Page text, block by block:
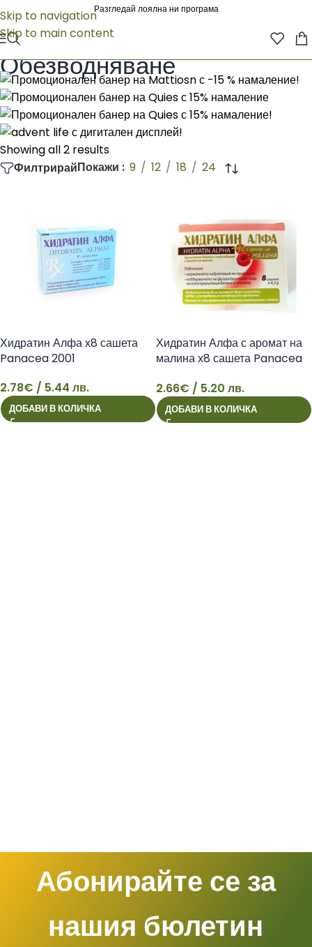
Skip to navigation
Skip to main content
Разгледай лоялна ни програма
Начало/ЛЕКАРСТВА/Храносмилателна система Обезводняване
Обезводняване
Showing all 2 results
ФилтрирайПокажи 9 12 18 24
2
Хидратин Алфа х8 сашета
Panacea 2001
2.78€ / 5.44 лв.
ДОБАВИ В КОЛИЧКА
2
Хидратин Алфа с аромат на
малина х8 сашета Panacea
2.66€ / 5.20 лв.
ДОБАВИ В КОЛИЧКА
Абонирайте се за
нашия бюлетин